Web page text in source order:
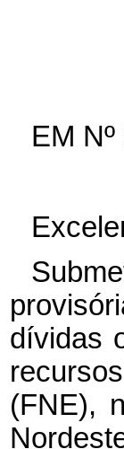
EM Nº
dívidas
(FNE),